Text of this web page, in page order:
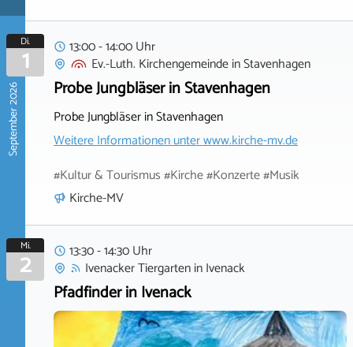
September 2026
Di.
1
13:00 - 14:00 Uhr
Ev.-Luth. KirchengemeindeinStavenhagen
Probe Jungbläser in Stavenhagen
Probe Jungbläser in Stavenhagen
Weitere Informationen unterwww.kirche-mv.de
#Kultur & Tourismus #Kirche #Konzerte #Musik
Kirche-MV
Mi.
2
13:30 - 14:30 Uhr
Ivenacker TiergarteninIvenack
Pfadfinder in Ivenack